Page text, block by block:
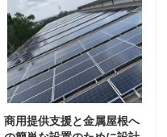
商用提供支援と金属屋根へ